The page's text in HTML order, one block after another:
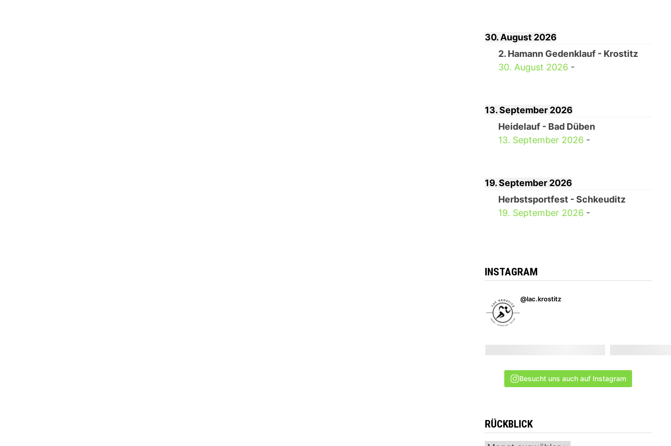
30. August 2026
2. Hamann Gedenklauf - Krostitz
30. August 2026 -
13. September 2026
Heidelauf - Bad Düben
13. September 2026 -
19. September 2026
Herbstsportfest - Schkeuditz
19. September 2026 -
INSTAGRAM
@lac.krostitz
Besucht uns auch auf Instagram
RÜCKBLICK